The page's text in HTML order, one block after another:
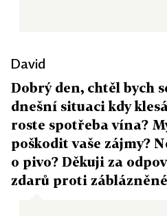
David
Dobrý den, chtěl bych
dnešní situaci kdy
roste spotřeba vína?
poškodit vaše zájmy?
o pivo? Děkuji za
zdarů proti